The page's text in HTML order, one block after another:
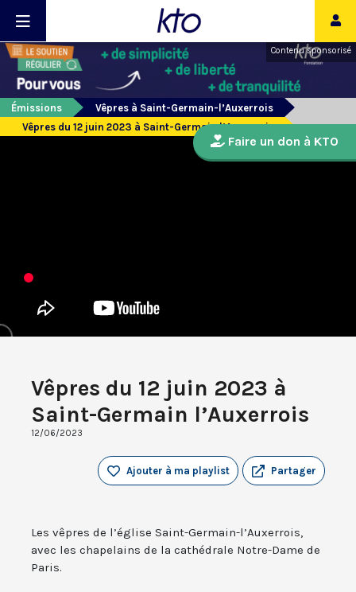
Contenu sponsorisé
Émissions
Vêpres à Saint-Germain-l’Auxerrois
Vêpres du 12 juin 2023 à Saint-Germain l’Auxerrois
Vêpres du 12 juin 2023 à
Saint-Germain l’Auxerrois
12/06/2023
Partager
Ajouter à ma playlist
Les vêpres de l’église Saint-Germain-l’Auxerrois,
avec les chapelains de la cathédrale Notre-Dame de
Paris.
Faire un don à KTO